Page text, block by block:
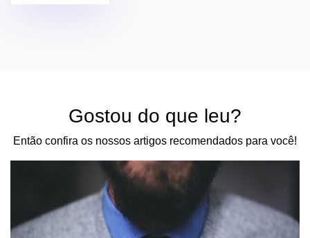
Gostou do que leu?
Então confira os nossos artigos recomendados para você!